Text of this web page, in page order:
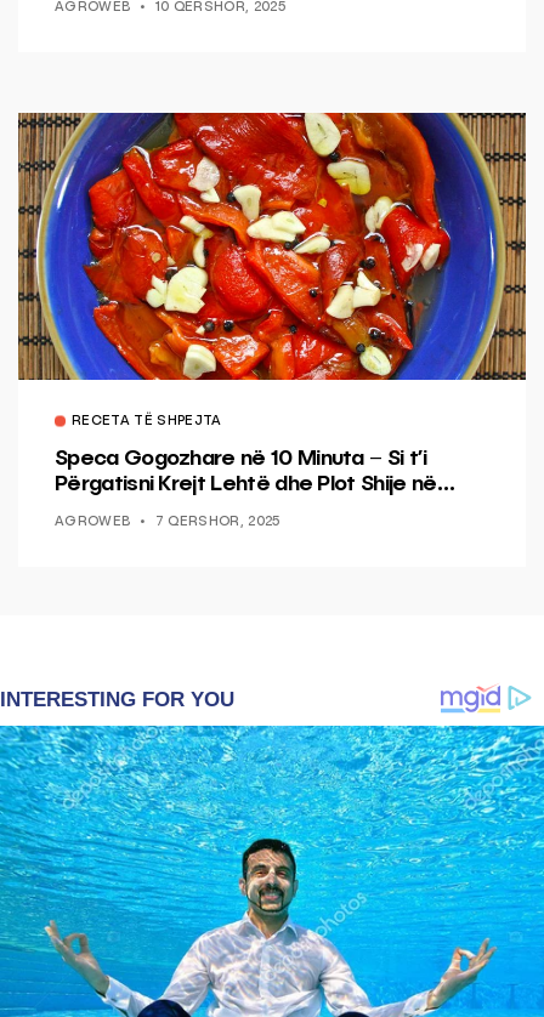
AGROWEB 10 QERSHOR, 2025
RECETA TË SHPEJTA
Speca Gogozhare në 10 Minuta – Si t’i
Përgatisni Krejt Lehtë dhe Plot Shije në
AGROWEB 7 QERSHOR, 2025